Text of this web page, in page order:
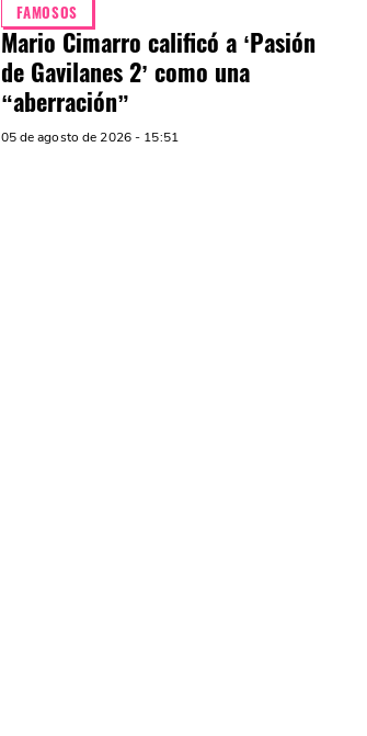
FAMOSOS
Mario Cimarro calificó a ‘Pasión
de Gavilanes 2’ como una
“aberración”
05 de agosto de 2026 - 15:51